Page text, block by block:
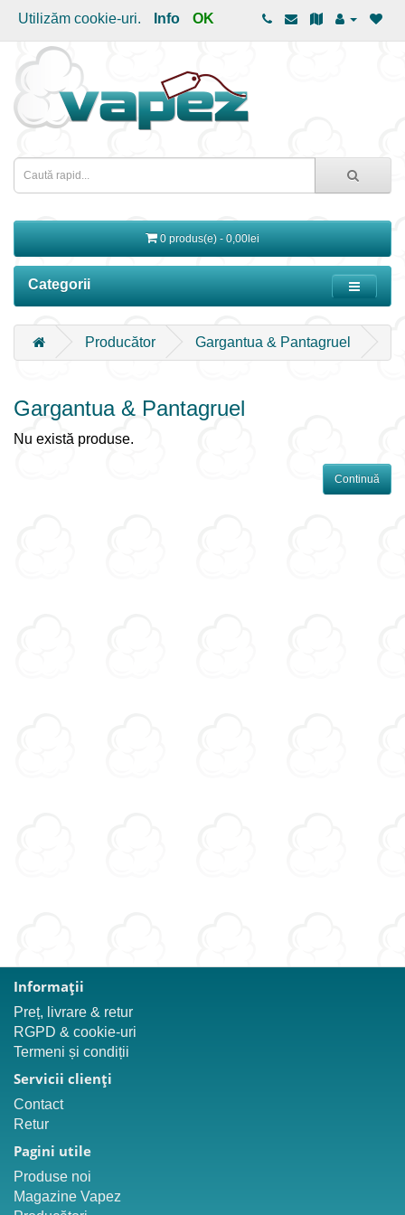
Utilizăm cookie-uri. Info OK
0 produs(e) - 0,00lei
Categorii
Producător Gargantua & Pantagruel
Gargantua & Pantagruel
Nu există produse.
Continuă
Informaţii
Preț, livrare & retur
RGPD & cookie-uri
Termeni și condiții
Servicii clienţi
Contact
Retur
Pagini utile
Produse noi
Magazine Vapez